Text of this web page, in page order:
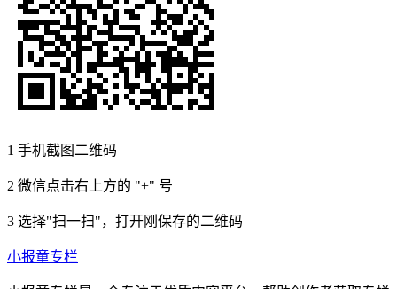
1 手机截图二维码
2 微信点击右上方的 "+" 号
3 选择"扫一扫"，打开刚保存的二维码
小报童专栏